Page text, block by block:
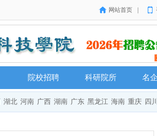
网站首页
院校招聘 科研院所 名
湖北 河南 广西 湖南 广东 黑龙江 海南 重庆 四川